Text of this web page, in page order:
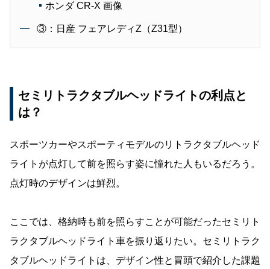
ホンダ CR-X 画像
③：日産 フェアレディZ（Z31型）
セミリトラクタブルヘッドライトの利点と
は？
スポーツカーやスポーティモデルのリトラクタブルヘッド
ライトが点灯して前を照らす姿に憧れた人もいるだろう。
点灯時のデザインは鮮烈。
ここでは、格納時も前を照らすことが可能だったセミリト
ラクタブルヘッドライト車を振り返りたい。セミリトラク
タブルヘッドライトは、デザイン性と冒頭で紹介した課題